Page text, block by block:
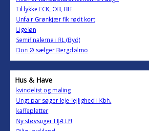
Til lykke FCK, OB, BIF
Unfair Grønkjær fik rødt kort
Ligeløn
Semifinalerne i RL (Byd)
Don Ø sælger Bergdølmo
Hus & Have
kvindelist og maling
Ungt par søger leje-lejlighed i Kbh.
kaffepletter
Ny støvsuger HJÆLP!